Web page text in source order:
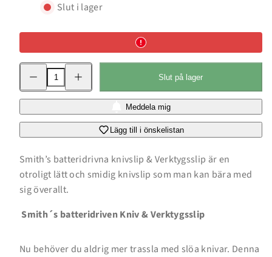
Slut i lager
Minska
kvantitet
för
Batteridriven
&amp;
Verktygsslip
kvantitet
för
Batteridriven
&amp;
Verktygsslip
Slut på lager
Meddela mig
Lägg till i önskelistan
Smith’s batteridrivna knivslip & Verktygsslip är en
otroligt lätt och smidig knivslip som man kan bära med
sig överallt.
Smith´s batteridriven Kniv & Verktygsslip
Nu behöver du aldrig mer trassla med slöa knivar. Denna